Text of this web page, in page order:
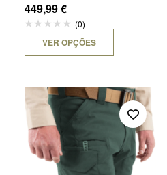
449,99€
(0)
VER OPÇÕES